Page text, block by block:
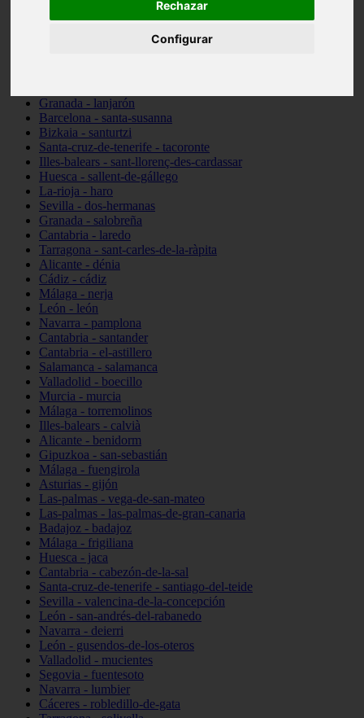
Rechazar
Configurar
Granada - lanjarón
Barcelona - santa-susanna
Bizkaia - santurtzi
Santa-cruz-de-tenerife - tacoronte
Illes-balears - sant-llorenç-des-cardassar
Huesca - sallent-de-gállego
La-rioja - haro
Sevilla - dos-hermanas
Granada - salobreña
Cantabria - laredo
Tarragona - sant-carles-de-la-ràpita
Alicante - dénia
Cádiz - cádiz
Málaga - nerja
León - león
Navarra - pamplona
Cantabria - santander
Cantabria - el-astillero
Salamanca - salamanca
Valladolid - boecillo
Murcia - murcia
Málaga - torremolinos
Illes-balears - calvià
Alicante - benidorm
Gipuzkoa - san-sebastián
Málaga - fuengirola
Asturias - gijón
Las-palmas - vega-de-san-mateo
Las-palmas - las-palmas-de-gran-canaria
Badajoz - badajoz
Málaga - frigiliana
Huesca - jaca
Cantabria - cabezón-de-la-sal
Santa-cruz-de-tenerife - santiago-del-teide
Sevilla - valencina-de-la-concepción
León - san-andrés-del-rabanedo
Navarra - deierri
León - gusendos-de-los-oteros
Valladolid - mucientes
Segovia - fuentesoto
Navarra - lumbier
Cáceres - robledillo-de-gata